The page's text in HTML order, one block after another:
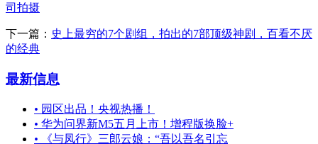
司拍摄
下一篇： 史上最穷的7个剧组，拍出的7部顶级神剧，百看不厌
的经典
最新信息
• 园区出品！央视热播！
• 华为问界新M5五月上市！增程版换脸+
• 《与凤行》三郎云娘：“吾以吾名引忘